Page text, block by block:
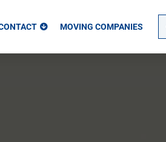
MOVING COMPANIES